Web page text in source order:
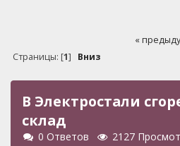
«
Страницы: [1] Вниз
В Электростали
склад
0 Ответов 2127